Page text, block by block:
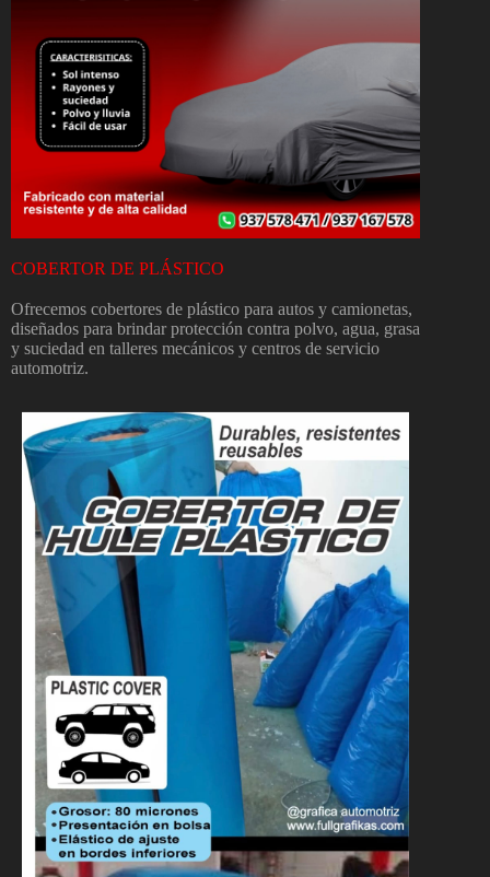
COBERTOR DE PLÁSTICO
Ofrecemos cobertores de plástico para autos y camionetas,
diseñados para brindar protección contra polvo, agua, grasa
y suciedad en talleres mecánicos y centros de servicio
automotriz.